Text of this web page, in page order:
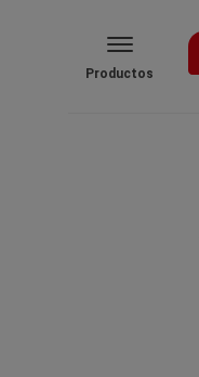
Productos